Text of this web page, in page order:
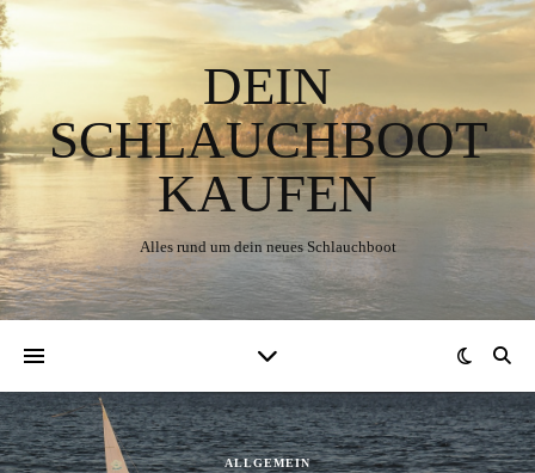
DEIN
SCHLAUCHBOOT
KAUFEN
Alles rund um dein neues Schlauchboot
ALLGEMEIN